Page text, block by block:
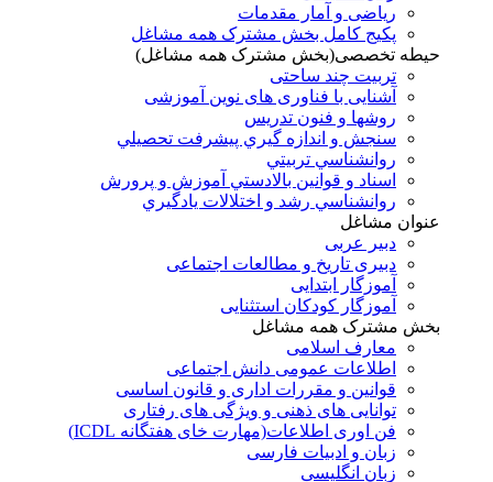
ریاضی و آمار مقدمات
پکیج کامل بخش مشترک همه مشاغل
حیطه تخصصی(بخش مشترک همه مشاغل)
تربیت چند ساحتی
آشنایی با فناوری های نوین آموزشی
روشها و فنون تدريس
سنجش و اندازه گيري پيشرفت تحصيلي
روانشناسي تربيتي
اسناد و قوانين بالادستي آموزش و پرورش
روانشناسي رشد و اختلالات يادگيري
عنوان مشاغل
دبير عربی
دبیری تاریخ و مطالعات اجتماعی
آموزگار ابتدایی
آموزگار کودکان استثنایی
بخش مشترک همه مشاغل
معارف اسلامی
اطلاعات عمومی دانش اجتماعی
قوانین و مقررات اداری و قانون اساسی
توانایی های ذهنی و ویژگی های رفتاری
فن اوری اطلاعات(مهارت خای هفتگانه ICDL)
زبان و ادبیات فارسی
زبان انگلیسی